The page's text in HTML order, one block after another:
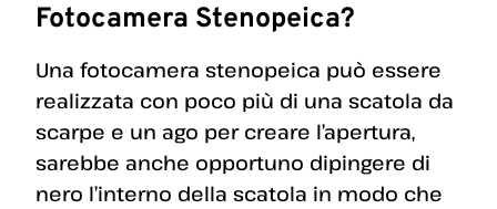
Fotocamera Stenopeica?
Una fotocamera stenopeica può essere
realizzata con poco più di una scatola da
scarpe e un ago per creare l’apertura,
sarebbe anche opportuno dipingere di
nero l’interno della scatola in modo che